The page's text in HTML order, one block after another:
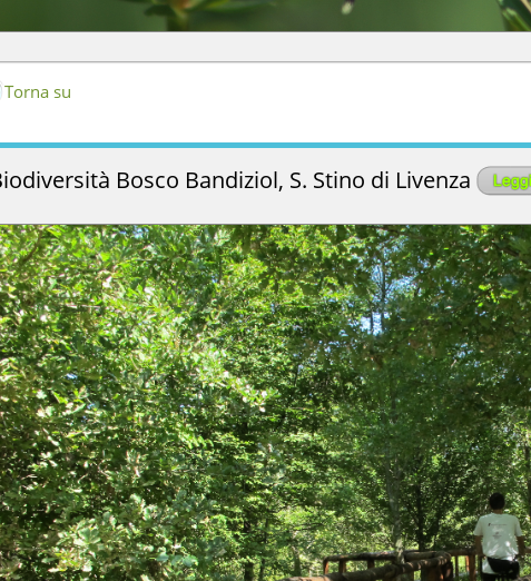
Torna su
Bosco Bandiziol, S. Stino di Livenza